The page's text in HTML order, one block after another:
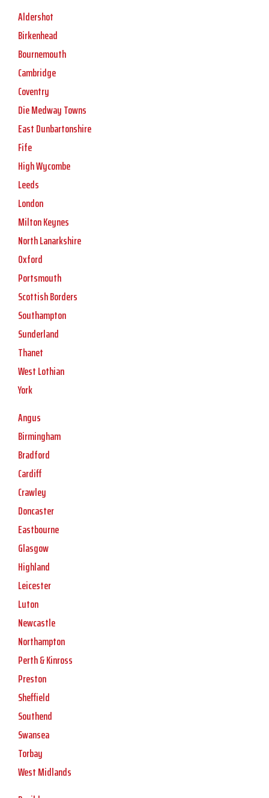
Aldershot
Birkenhead
Bournemouth
Cambridge
Coventry
Die Medway Towns
East Dunbartonshire
Fife
High Wycombe
Leeds
London
Milton Keynes
North Lanarkshire
Oxford
Portsmouth
Scottish Borders
Southampton
Sunderland
Thanet
West Lothian
York
Angus
Birmingham
Bradford
Cardiff
Crawley
Doncaster
Eastbourne
Glasgow
Highland
Leicester
Luton
Newcastle
Northampton
Perth & Kinross
Preston
Sheffield
Southend
Swansea
Torbay
West Midlands